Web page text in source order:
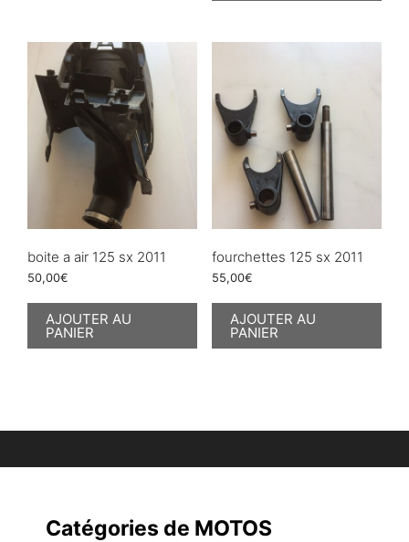
boite a air 125 sx 2011
50,00€
AJOUTER AU
PANIER
fourchettes 125 sx 2011
55,00€
AJOUTER AU
PANIER
Catégories de MOTOS